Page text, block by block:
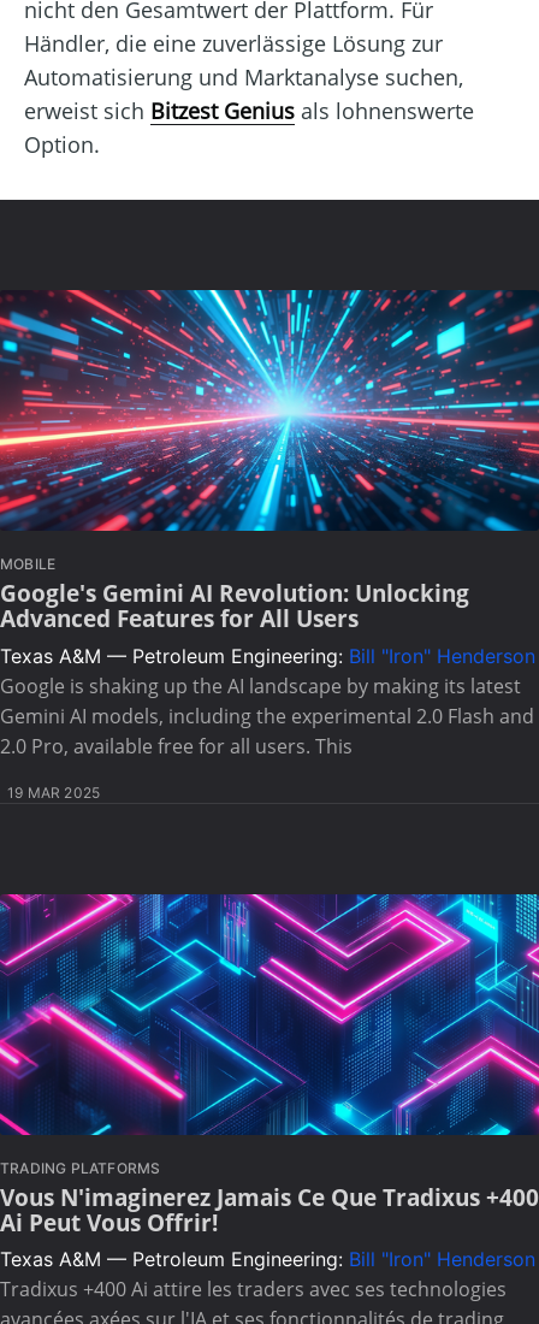
nicht den Gesamtwert der Plattform. Für
Händler, die eine zuverlässige Lösung zur
Automatisierung und Marktanalyse suchen,
erweist sich Bitzest Genius als lohnenswerte
Option.
MOBILE
Google's Gemini AI Revolution: Unlocking
Advanced Features for All Users
Texas A&M — Petroleum Engineering: Bill "Iron" Henderson
Google is shaking up the AI landscape by making its latest
Gemini AI models, including the experimental 2.0 Flash and
2.0 Pro, available free for all users. This
19 MAR 2025
TRADING PLATFORMS
Vous N'imaginerez Jamais Ce Que Tradixus +400
Ai Peut Vous Offrir!
Texas A&M — Petroleum Engineering: Bill "Iron" Henderson
Tradixus +400 Ai attire les traders avec ses technologies